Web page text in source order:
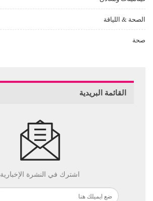
الصحة & اللياقة
صحة
القائمة البريدية
اشترك في النشرة الإخبارية